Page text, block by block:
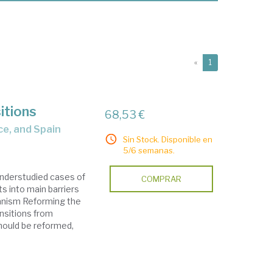
« 1
and Spain
cases of
into main barriers
Reforming the
from
be reformed,
68,53 €
Sin Stock. Disponible en
5/6 semanas.
COMPRAR